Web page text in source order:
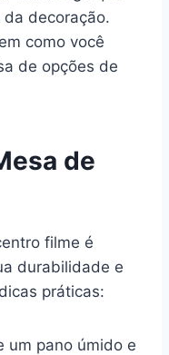
decoração.
como você
de opções de
de
filme é
durabilidade e
práticas:
um pano úmido e